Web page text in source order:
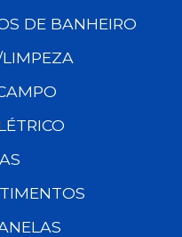
DE BANHEIRO